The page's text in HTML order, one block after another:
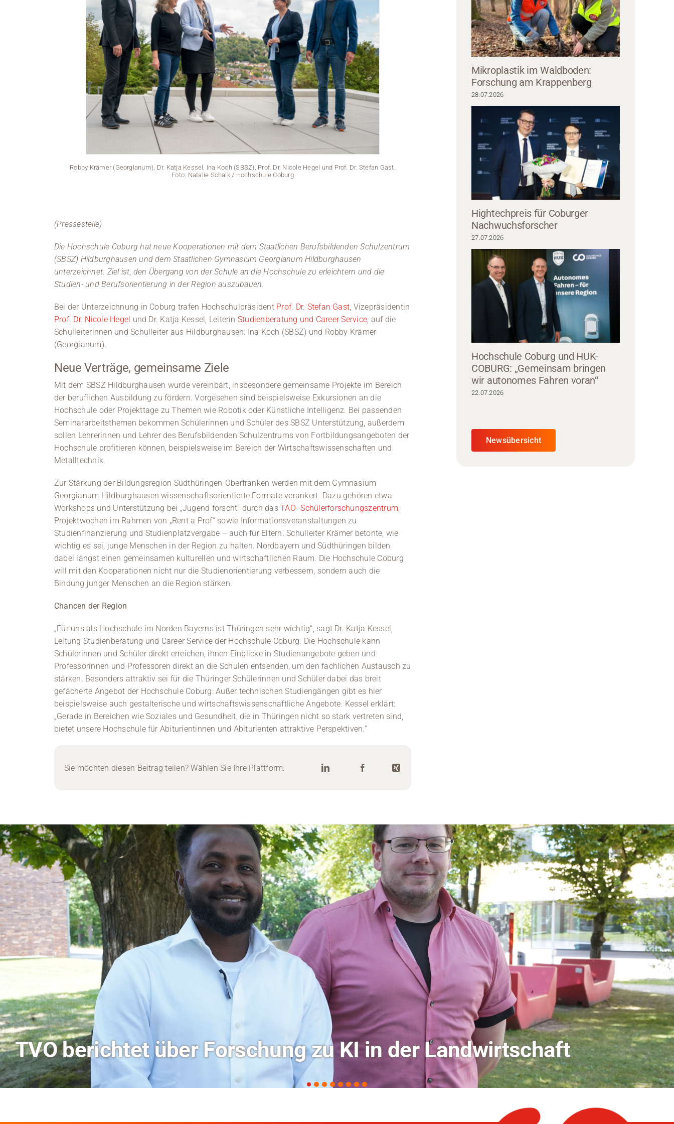
Robby Krämer (Georgianum), Dr. Katja Kessel, Ina Koch (SBSZ), Prof. Dr. Nicole Hegel und Prof. Dr. Stefan Gast.
Foto: Natalie Schalk / Hochschule Coburg
Robby Krämer (Georgianum), Dr. Katja Kessel, Ina Koch (SBSZ), Prof. Dr. Nicole Hegel und
Foto: Natalie Schalk / Hochschule Coburg
(Pressestelle)
Die Hochschule Coburg hat neue Kooperationen mit dem Staatlichen Berufsbildenden Schulzentrum
(SBSZ) Hildburghausen und dem Staatlichen Gymnasium Georgianum Hildburghausen
unterzeichnet. Ziel ist, den Übergang von der Schule an die Hochschule zu erleichtern und die
Studien- und Berufsorientierung in der Region auszubauen.
Bei der Unterzeichnung in Coburg trafen Hochschulpräsident Prof. Dr. Stefan Gast, Vizepräsidentin
Prof. Dr. Nicole Hegel und Dr. Katja Kessel, Leiterin Studienberatung und Career Service, auf die
Schulleiterinnen und Schulleiter aus Hildburghausen: Ina Koch (SBSZ) und Robby Krämer
(Georgianum).
Neue Verträge, gemeinsame Ziele
Mit dem SBSZ Hildburghausen wurde vereinbart, insbesondere gemeinsame Projekte im Bereich
der beruflichen Ausbildung zu fördern. Vorgesehen sind beispielsweise Exkursionen an die
Hochschule oder Projekttage zu Themen wie Robotik oder Künstliche Intelligenz. Bei passenden
Seminararbeitsthemen bekommen Schülerinnen und Schüler des SBSZ Unterstützung, außerdem
sollen Lehrerinnen und Lehrer des Berufsbildenden Schulzentrums von Fortbildungsangeboten der
Hochschule profitieren können, beispielsweise im Bereich der Wirtschaftswissenschaften und
Metalltechnik.
Zur Stärkung der Bildungsregion Südthüringen-Oberfranken werden mit dem Gymnasium
Georgianum Hildburghausen wissenschaftsorientierte Formate verankert. Dazu gehören etwa
Workshops und Unterstützung bei „Jugend forscht“ durch dasTAO- Schülerforschungszentrum,
Projektwochen im Rahmen von „Rent a Prof“ sowie Informationsveranstaltungen zu
Studienfinanzierung und Studienplatzvergabe – auch für Eltern. Schulleiter Krämer betonte, wie
wichtig es sei, junge Menschen in der Region zu halten. Nordbayern und Südthüringen bilden
dabei längst einen gemeinsamen kulturellen und wirtschaftlichen Raum. Die Hochschule Coburg
will mit den Kooperationen nicht nur die Studienorientierung verbessern, sondern auch die
Bindung junger Menschen an die Region stärken.
Chancen der Region
„Für uns als Hochschule im Norden Bayerns ist Thüringen sehr wichtig“, sagt Dr. Katja Kessel,
Leitung Studienberatung und Career Service der Hochschule Coburg. Die Hochschule kann
Schülerinnen und Schüler direkt erreichen, ihnen Einblicke in Studienangebote geben und
Professorinnen und Professoren direkt an die Schulen entsenden, um den fachlichen Austausch zu
stärken. Besonders attraktiv sei für die Thüringer Schülerinnen und Schüler dabei das breit
gefächerte Angebot der Hochschule Coburg: Außer technischen Studiengängen gibt es hier
beispielsweise auch gestalterische und wirtschaftswissenschaftliche Angebote. Kessel erklärt:
„Gerade in Bereichen wie Soziales und Gesundheit, die in Thüringen nicht so stark vertreten sind,
bietet unsere Hochschule für Abiturientinnen und Abiturienten attraktive Perspektiven.“
Sie möchten diesen Beitrag teilen? Wählen Sie Ihre Plattform:
Mikroplastik im Waldboden:
Forschung am Krappenberg
28.07.2026
Hightechpreis für Coburger
Nachwuchsforscher
27.07.2026
Hochschule Coburg und HUK-
COBURG: „Gemeinsam bringen
wir autonomes Fahren voran“
22.07.2026
Newsübersicht
Hitze-Aktionstag: Hochschule Coburg im Radio Bamberg